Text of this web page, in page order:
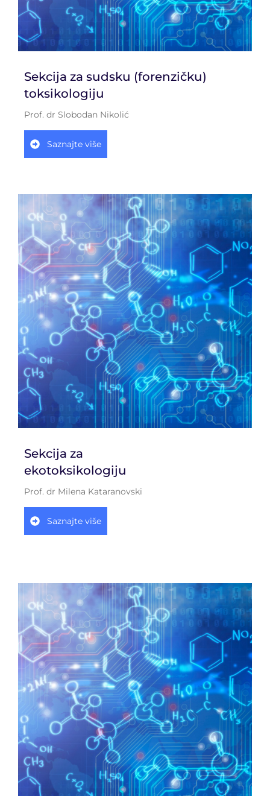
Sekcija za sudsku (forenzičku)
toksikologiju
Prof. dr Slobodan Nikolić
Saznajte više
Sekcija za
ekotoksikologiju
Prof. dr Milena Kataranovski
Saznajte više